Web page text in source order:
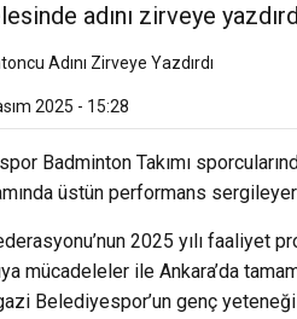
adını zirveye
2025 - 15:28
Badminton Takımı
üstün performans
2025 yılı faaliyet
mücadeleler ile Ankara’da
Belediyespor’un genç